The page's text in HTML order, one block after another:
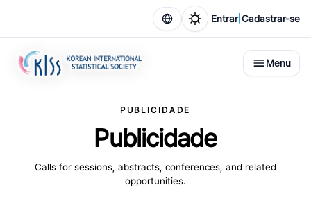
Entrar| Cadastrar-se
Menu
PUBLICIDADE
Publicidade
Calls for sessions, abstracts, conferences, and related
opportunities.